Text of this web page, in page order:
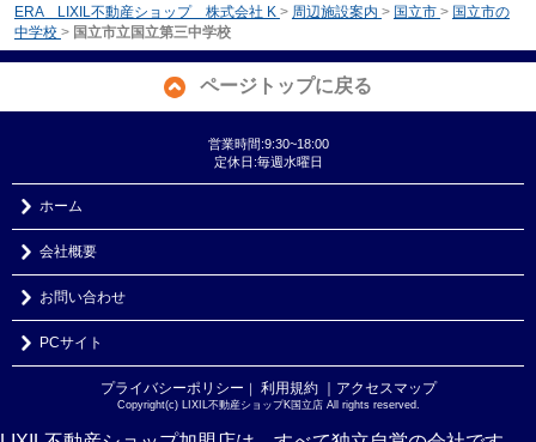
ERA LIXIL不動産ショップ 株式会社 K > 周辺施設案内 > 国立市 > 国立市の
中学校 > 国立市立国立第三中学校
ページトップに戻る
営業時間:9:30~18:00
定休日:毎週水曜日
ホーム
会社概要
お問い合わせ
PCサイト
プライバシーポリシー ｜ 利用規約 ｜アクセスマップ
Copyright(c) LIXIL不動産ショップK国立店 All rights reserved.